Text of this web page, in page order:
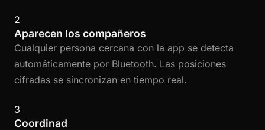
2
Aparecen los compañeros
Cualquier persona cercana con la app se detecta
automáticamente por Bluetooth. Las posiciones
cifradas se sincronizan en tiempo real.
3
Coordinad